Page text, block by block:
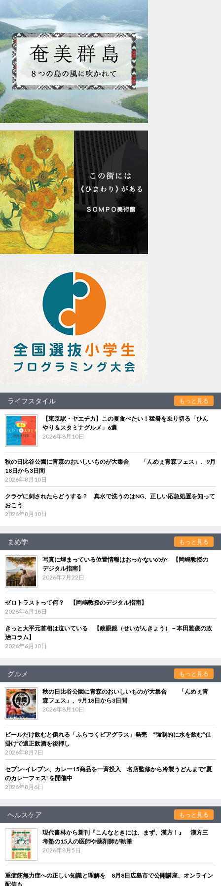
ライフスタイル もっと見る
【東京駅・ヤエチカ】この夏食べたい！猛暑を乗り切る「ひん
やり＆スタミナグルメ」6選
2026年8月10日
秋の日比谷公園に青森のおいしいものが大集合 「んめぇ青森フェス」、9月
18日から3日間
2026年8月10日
クラゲに刺されたらどうする？ 真水で洗うのはNG、正しい応急処置を知って
おこう
2026年8月10日
まめ学 もっと見る
写真に埋まっている位置情報はおっかないのか 【岡嶋教授の
デジタル指南】
2026年7月22日
ゼロトラストって何？ 【岡嶋教授のデジタル指南】
2026年6月18日
きっと大平元首相は泣いている 【政眼鏡（せいがんきょう）－本田雅俊の政
治コラム】
2026年6月10日
グルメ もっと見る
秋の日比谷公園に青森のおいしいものが大集合 「んめぇ青
森フェス」、9月18日から3日間
2026年8月10日
ビールだけ飲むと倒れる「ふらつくビアグラス」発売 “強制的に水を飲む”仕
掛けで適正飲酒を後押し
2026年8月7日
セブン‐イレブン、カレー15商品を一斉投入 名店監修から冷製うどんまで“夏
のカレーフェス”を開催中
2026年8月6日
ヘルスケア もっと見る
現代書林から新刊『こんなときには、まず、漢方！』 漢方三
考塾の15人の医師や薬剤師が執筆
2026年8月5日
重症筋無力症への正しい知識と理解を 8月8日広島市で公開講座、オンライン
配信も